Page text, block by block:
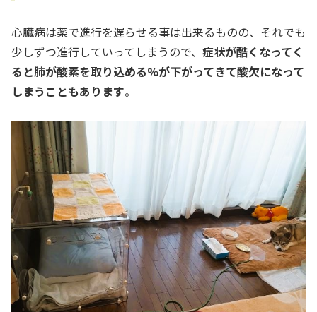
心臓病は薬で進行を遅らせる事は出来るものの、それでも
少しずつ進行していってしまうので、 症状が酷くなってく
ると肺が酸素を取り込める%が下がってきて酸欠になって
しまうこともあります。